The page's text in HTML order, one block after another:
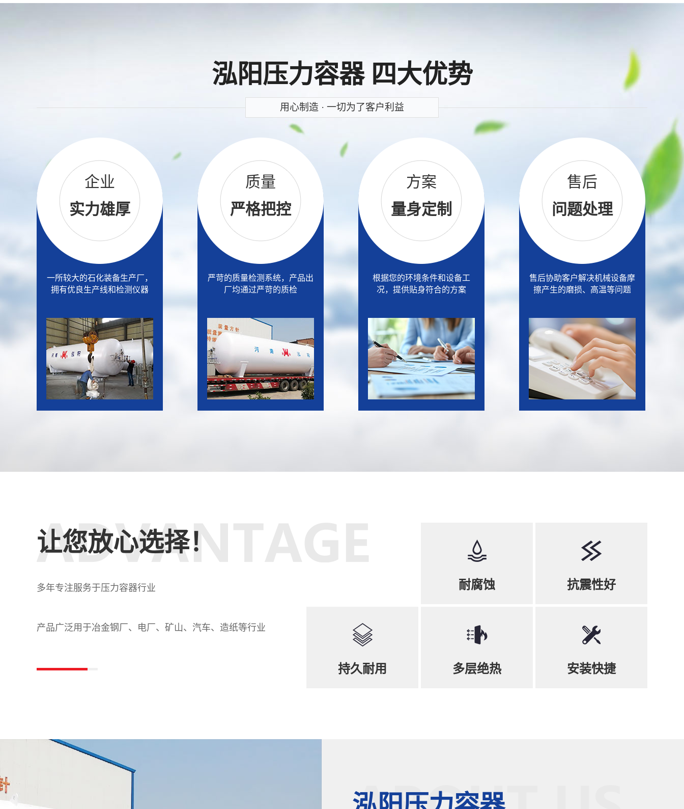
泓阳压力容器 四大优势
用心制造 · 一切为了客户利益
企业
实力雄厚
一所较大的石化装备生产厂，
拥有优良生产线和检测仪器
质量
严格把控
严苛的质量检测系统，产品出
厂均通过严苛的质检
方案
量身定制
根据您的环境条件和设备工
况，提供贴身符合的方案
售后
问题处理
售后协助客户解决机械设备摩
擦产生的磨损、高温等问题
让您放心选择！
多年专注服务于压力容器行业
产品广泛用于冶金钢厂、电厂、矿山、汽车、造纸等行业
抗震性好
耐腐蚀
安装快捷
多层绝热
持久耐用